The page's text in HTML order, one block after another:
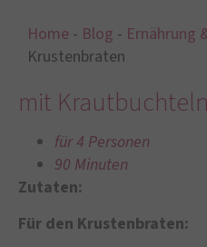
Home - Blog - Ernährung
Krustenbraten
mit Krautbuchteln
für 4 Personen
90 Minuten
Zutaten:
Für den Krustenbraten: